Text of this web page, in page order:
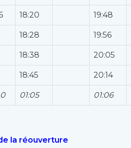
18:20 19:48
18:28 19:56
18:38 20:05
18:45 20:14
01:05 01:06
la réouverture